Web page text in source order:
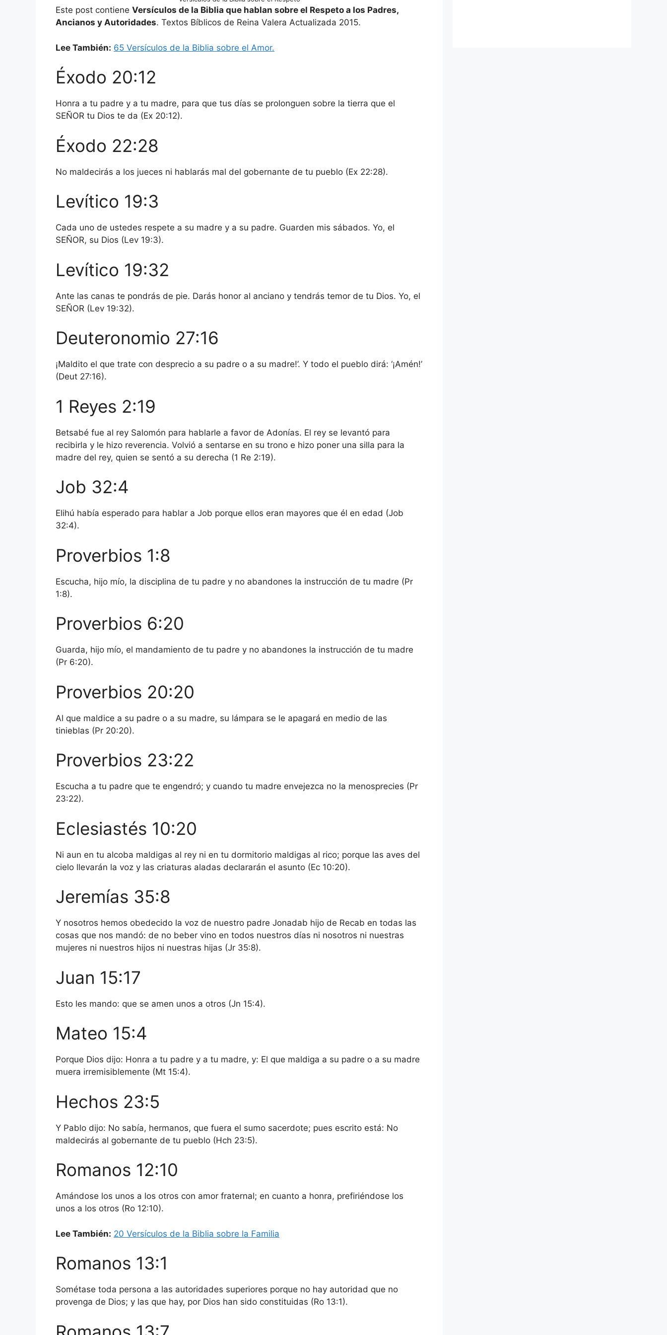
Este post contiene Versículos de la Biblia que hablan sobre el Respeto a los Padres,
Ancianos y Autoridades. Textos Bíblicos de Reina Valera Actualizada 2015.
Lee También: 65 Versículos de la Biblia sobre el Amor.
Éxodo 20:12
Honra a tu padre y a tu madre, para que tus días se prolonguen sobre la tierra que el
SEÑOR tu Dios te da (Ex 20:12).
Éxodo 22:28
No maldecirás a los jueces ni hablarás mal del gobernante de tu pueblo (Ex 22:28).
Levítico 19:3
Cada uno de ustedes respete a su madre y a su padre. Guarden mis sábados. Yo, el
SEÑOR, su Dios (Lev 19:3).
Levítico 19:32
Ante las canas te pondrás de pie. Darás honor al anciano y tendrás temor de tu Dios. Yo, el
SEÑOR (Lev 19:32).
Deuteronomio 27:16
¡Maldito el que trate con desprecio a su padre o a su madre!’. Y todo el pueblo dirá: ‘¡Amén!’
(Deut 27:16).
1 Reyes 2:19
Betsabé fue al rey Salomón para hablarle a favor de Adonías. El rey se levantó para
recibirla y le hizo reverencia. Volvió a sentarse en su trono e hizo poner una silla para la
madre del rey, quien se sentó a su derecha (1 Re 2:19).
Job 32:4
Elihú había esperado para hablar a Job porque ellos eran mayores que él en edad (Job
32:4).
Proverbios 1:8
Escucha, hijo mío, la disciplina de tu padre y no abandones la instrucción de tu madre (Pr
1:8).
Proverbios 6:20
Guarda, hijo mío, el mandamiento de tu padre y no abandones la instrucción de tu madre
(Pr 6:20).
Proverbios 20:20
Al que maldice a su padre o a su madre, su lámpara se le apagará en medio de las
tinieblas (Pr 20:20).
Proverbios 23:22
Escucha a tu padre que te engendró; y cuando tu madre envejezca no la menosprecies (Pr
23:22).
Eclesiastés 10:20
Ni aun en tu alcoba maldigas al rey ni en tu dormitorio maldigas al rico; porque las aves del
cielo llevarán la voz y las criaturas aladas declararán el asunto (Ec 10:20).
Jeremías 35:8
Y nosotros hemos obedecido la voz de nuestro padre Jonadab hijo de Recab en todas las
cosas que nos mandó: de no beber vino en todos nuestros días ni nosotros ni nuestras
mujeres ni nuestros hijos ni nuestras hijas (Jr 35:8).
Juan 15:17
Esto les mando: que se amen unos a otros (Jn 15:4).
Mateo 15:4
Porque Dios dijo: Honra a tu padre y a tu madre, y: El que maldiga a su padre o a su madre
muera irremisiblemente (Mt 15:4).
Hechos 23:5
Y Pablo dijo: No sabía, hermanos, que fuera el sumo sacerdote; pues escrito está: No
maldecirás al gobernante de tu pueblo (Hch 23:5).
Romanos 12:10
Amándose los unos a los otros con amor fraternal; en cuanto a honra, prefiriéndose los
unos a los otros (Ro 12:10).
Lee También: 20 Versículos de la Biblia sobre la Familia
Romanos 13:1
Sométase toda persona a las autoridades superiores porque no hay autoridad que no
provenga de Dios; y las que hay, por Dios han sido constituidas (Ro 13:1).